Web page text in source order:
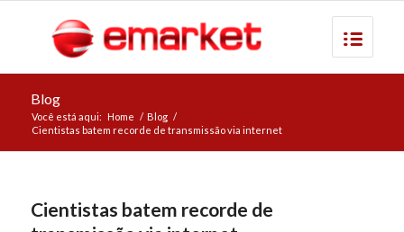
Blog
Você está aqui: Home / Blog /
Cientistas batem recorde de transmissão via internet
Cientistas batem recorde de